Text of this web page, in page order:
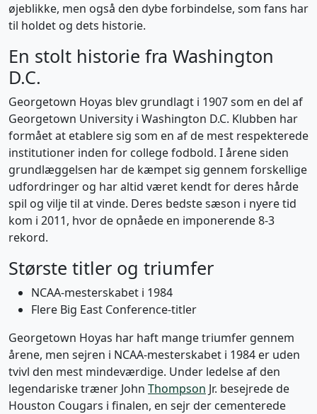
øjeblikke, men også den dybe forbindelse, som fans har
til holdet og dets historie.
En stolt historie fra Washington
D.C.
Georgetown Hoyas blev grundlagt i 1907 som en del af
Georgetown University i Washington D.C. Klubben har
formået at etablere sig som en af de mest respekterede
institutioner inden for college fodbold. I årene siden
grundlæggelsen har de kæmpet sig gennem forskellige
udfordringer og har altid været kendt for deres hårde
spil og vilje til at vinde. Deres bedste sæson i nyere tid
kom i 2011, hvor de opnåede en imponerende 8-3
rekord.
Største titler og triumfer
NCAA-mesterskabet i 1984
Flere Big East Conference-titler
Georgetown Hoyas har haft mange triumfer gennem
årene, men sejren i NCAA-mesterskabet i 1984 er uden
tvivl den mest mindeværdige. Under ledelse af den
legendariske træner John Thompson Jr. besejrede de
Houston Cougars i finalen, en sejr der cementerede